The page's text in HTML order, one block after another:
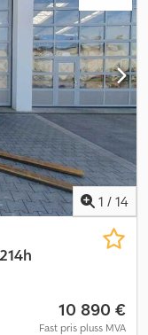
1 / 14
10 890 €
Fast pris pluss MVA